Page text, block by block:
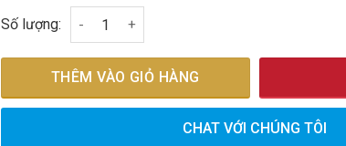
Số lượng: Sâm tươi Hàn Quốc 8 củ 1kg số lượng
THÊM VÀO GIỎ HÀNG
CHAT VỚI CHÚNG TÔI